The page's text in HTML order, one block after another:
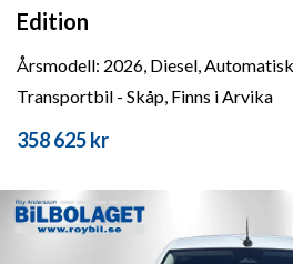
Edition
Årsmodell: 2026, Diesel,
Transportbil - Skåp, Finns i Arvika
358 625 kr